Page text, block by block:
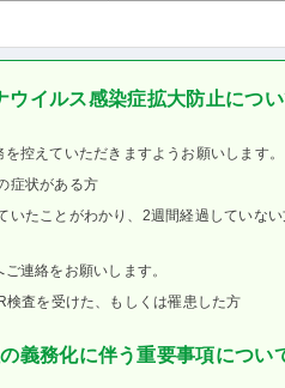
ウイルス感染症拡大防止につ
控えていただきますようお願いします。
症状がある方
いたことがわかり、2週間経過していな
連絡をお願いします。
査を受けた、もしくは罹患した方
義務化に伴う重要事項につい